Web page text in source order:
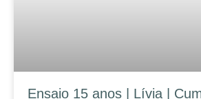
Ensaio 15 anos | Lívia |